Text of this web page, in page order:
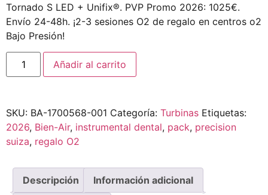
Tornado S LED + Unifix®. PVP Promo 2026: 1025€.
Envío 24-48h. ¡2-3 sesiones O2 de regalo en centros o2
Bajo Presión!
Añadir al carrito
SKU: BA-1700568-001 Categoría: Turbinas Etiquetas:
2026, Bien-Air, instrumental dental, pack, precision
suiza, regalo O2
Descripción Información adicional